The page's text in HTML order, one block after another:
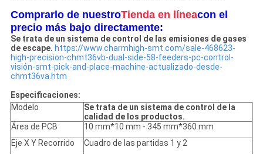
Comprarlo de nuestroTienda en líneacon el
precio más bajo directamente:
Se trata de un sistema de control de las emisiones de gases
de escape. https://www.charmhigh-smt.com/sale-468623-
high-precision-chmt36vb-dual-side-58-feeders-pc-control-
visión-smt-pick-and-place-machine-actualizado-desde-
chmt36va.htm
Especificaciones:
Modelo
Se trata de un sistema de control de la
calidad de los productos.
Área de PCB
10 mm*10 mm - 345 mm*360 mm
Eje X Y Recorrido
Cuadro de las partidas 1 y 2